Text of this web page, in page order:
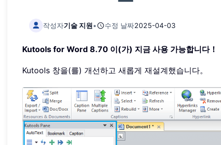
작성자기술 지원• 수정 날짜2025-04-03
Kutools for Word 8.70 이(가) 지금 사용 가능합니다！
Kutools 창을(를) 개선하고 새롭게 재설계했습니다。